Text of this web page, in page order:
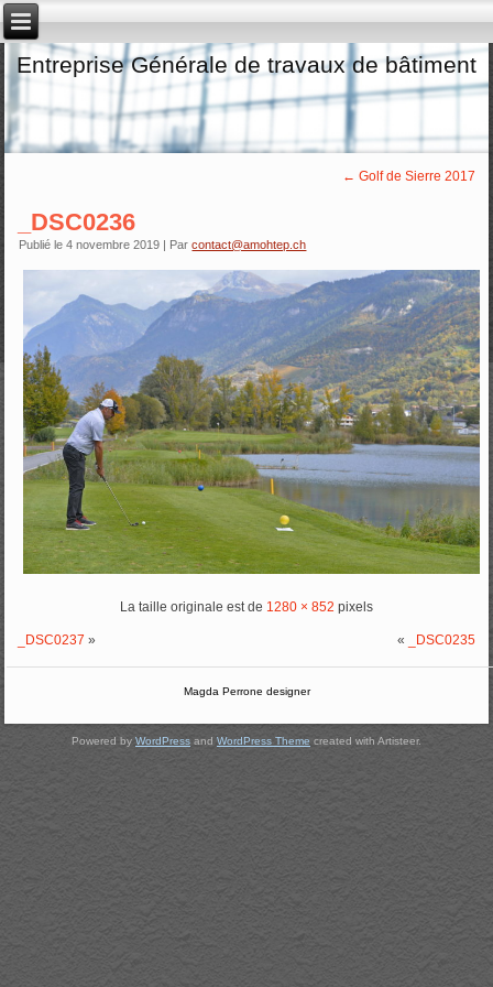
Entreprise Générale de travaux de bâtiment
← Golf de Sierre 2017
_DSC0236
Publié le 4 novembre 2019 | Par contact@amohtep.ch
La taille originale est de 1280 × 852 pixels
_DSC0237 » « _DSC0235
Magda Perrone designer
Powered by WordPress and WordPress Theme created with Artisteer.